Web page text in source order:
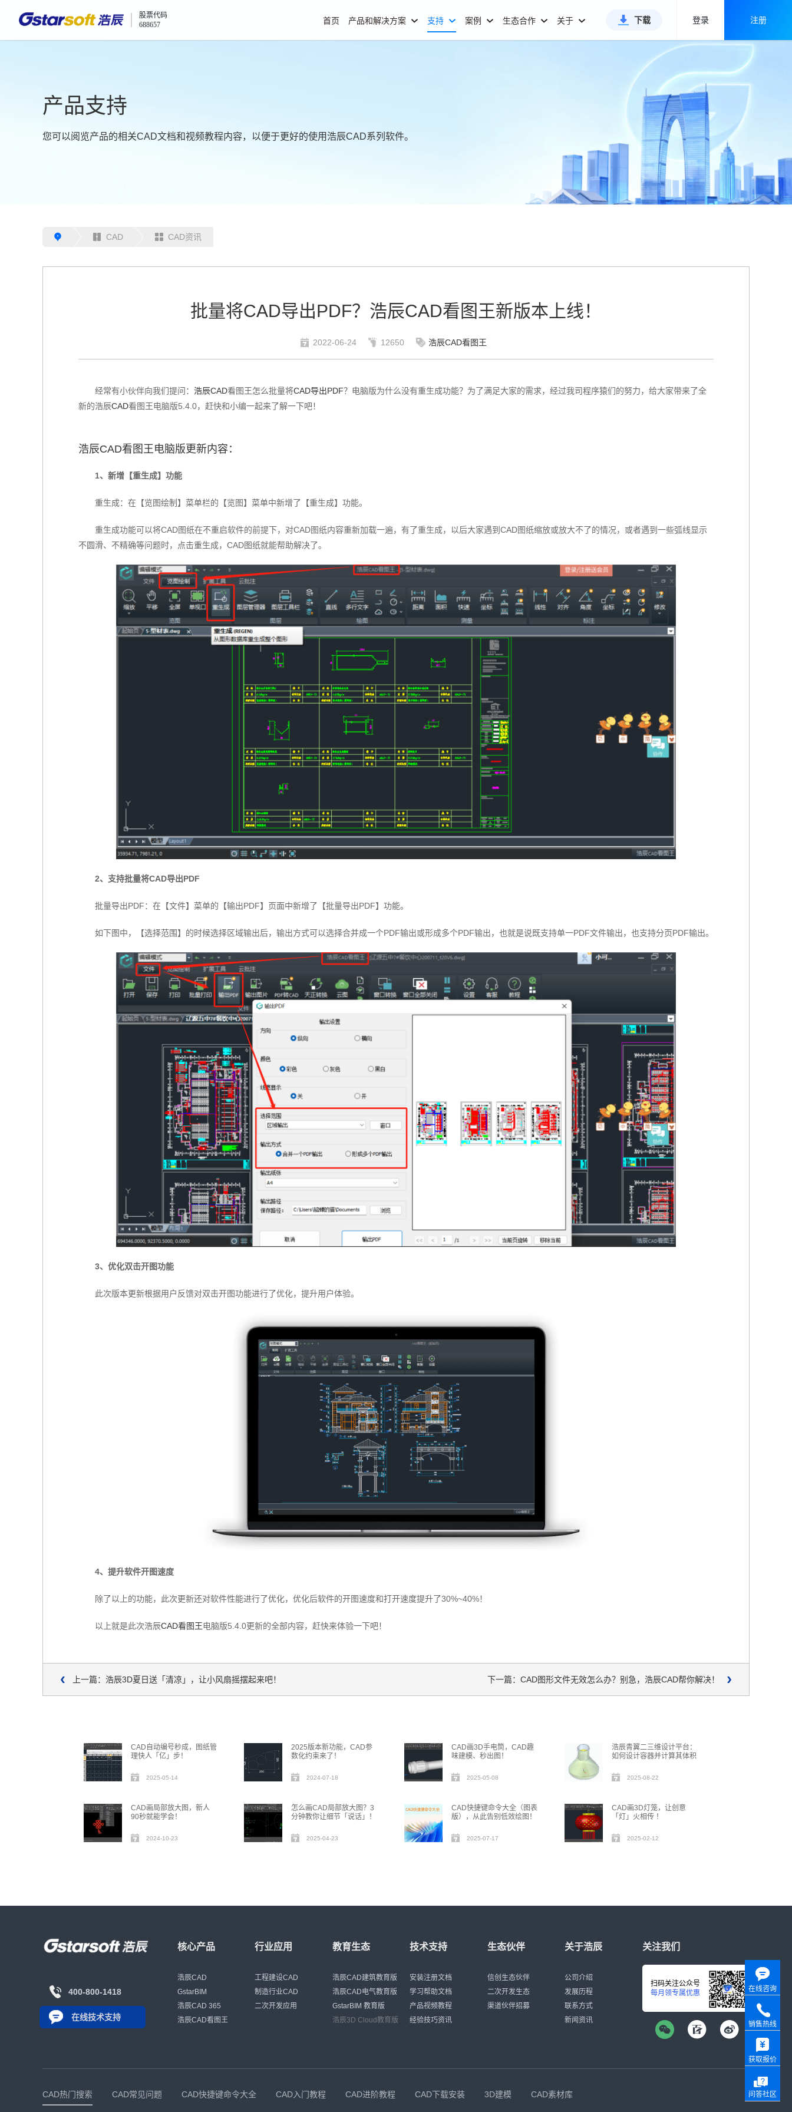
股票代码
688657
首页 产品和解决方案 支持 案例 生态合作 关于 下载 登录 注册
产品支持
您可以阅览产品的相关CAD文档和视频教程内容，以便于更好的使用浩辰CAD系列软件。
CAD CAD资讯
批量将CAD导出PDF？浩辰CAD看图王新版本上线！
2022-06-24 12650 浩辰CAD看图王
经常有小伙伴向我们提问： 浩辰CAD看图王怎么批量将CAD导出PDF？电脑版为什么没有重生成功能？为了满足大家的需求，经过我司程序猿们的努力，给大家带来了全
新的浩辰CAD看图王电脑版5.4.0，赶快和小编一起来了解一下吧！
浩辰CAD看图王电脑版更新内容：
1、新增【重生成】功能
重生成：在【览图绘制】菜单栏的【览图】菜单中新增了【重生成】功能。
重生成功能可以将CAD图纸在不重启软件的前提下，对CAD图纸内容重新加载一遍，有了重生成，以后大家遇到CAD图纸缩放或放大不了的情况，或者遇到一些弧线显示
不圆滑、不精确等问题时，点击重生成，CAD图纸就能帮助解决了。
2、支持批量将CAD导出PDF
批量导出PDF：在【文件】菜单的【输出PDF】页面中新增了【批量导出PDF】功能。
如下图中，【选择范围】的时候选择区域输出后，输出方式可以选择合并成一个PDF输出或形成多个PDF输出，也就是说既支持单一PDF文件输出，也支持分页PDF输出。
3、优化双击开图功能
此次版本更新根据用户反馈对双击开图功能进行了优化，提升用户体验。
4、提升软件开图速度
除了以上的功能，此次更新还对软件性能进行了优化，优化后软件的开图速度和打开速度提升了30%~40%！
以上就是此次浩辰CAD看图王电脑版5.4.0更新的全部内容，赶快来体验一下吧！
上一篇：浩辰3D夏日送「清凉」，让小风扇摇摆起来吧！ 下一篇：CAD图形文件无效怎么办？别急，浩辰CAD帮你解决！
CAD自动编号秒成，图纸管
理快人「亿」步！
2025-05-14
2025版本新功能，CAD参
数化约束来了！
2024-07-18
CAD画3D手电筒，CAD趣
味建模、秒出图！
2025-05-08
浩辰青翼二三维设计平台：
如何设计容器并计算其体积
2025-08-22
CAD画局部放大图，新人
90秒就能学会！
2024-10-23
怎么画CAD局部放大图？3
分钟教你让细节「说话」！
2025-04-23
CAD快捷键命令大全（图表
版），从此告别低效绘图！
2025-07-17
CAD画3D灯笼，让创意
「灯」火相传 ！
2025-02-12
400-800-1418
在线技术支持
核心产品
浩辰CAD
GstarBIM
浩辰CAD 365
浩辰CAD看图王
行业应用
工程建设CAD
制造行业CAD
二次开发应用
教育生态
浩辰CAD建筑教育版
浩辰CAD电气教育版
GstarBIM 教育版
浩辰3D Cloud教育版
技术支持
安装注册文档
学习帮助文档
产品视频教程
经验技巧资讯
生态伙伴
信创生态伙伴
二次开发生态
渠道伙伴招募
关于浩辰
公司介绍
发展历程
联系方式
新闻资讯
关注我们
扫码关注公众号
每月领专属优惠
CAD热门搜索 CAD常见问题 CAD快捷键命令大全 CAD入门教程 CAD进阶教程 CAD下载安装 3D建模 CAD素材库
在线咨询
销售热线
获取报价
问答社区